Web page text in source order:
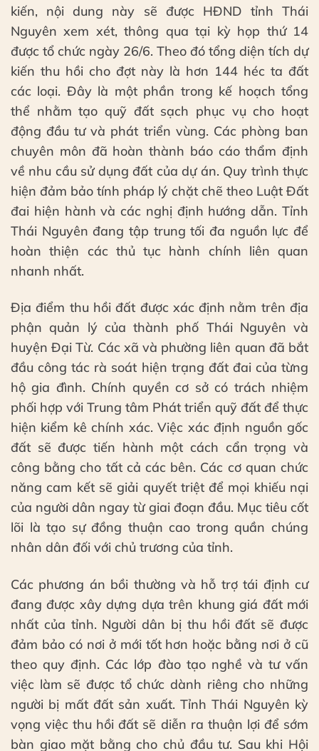
kiến, nội dung này sẽ được HĐND tỉnh Thái
Nguyên xem xét, thông qua tại kỳ họp thứ 14
được tổ chức ngày 26/6. Theo đó tổng diện tích dự
kiến thu hồi cho đợt này là hơn 144 héc ta đất
các loại. Đây là một phần trong kế hoạch tổng
thể nhằm tạo quỹ đất sạch phục vụ cho hoạt
động đầu tư và phát triển vùng. Các phòng ban
chuyên môn đã hoàn thành báo cáo thẩm định
về nhu cầu sử dụng đất của dự án. Quy trình thực
hiện đảm bảo tính pháp lý chặt chẽ theo Luật Đất
đai hiện hành và các nghị định hướng dẫn. Tỉnh
Thái Nguyên đang tập trung tối đa nguồn lực để
hoàn thiện các thủ tục hành chính liên quan
nhanh nhất.
Địa điểm thu hồi đất được xác định nằm trên địa
phận quản lý của thành phố Thái Nguyên và
huyện Đại Từ. Các xã và phường liên quan đã bắt
đầu công tác rà soát hiện trạng đất đai của từng
hộ gia đình. Chính quyền cơ sở có trách nhiệm
phối hợp với Trung tâm Phát triển quỹ đất để thực
hiện kiểm kê chính xác. Việc xác định nguồn gốc
đất sẽ được tiến hành một cách cẩn trọng và
công bằng cho tất cả các bên. Các cơ quan chức
năng cam kết sẽ giải quyết triệt để mọi khiếu nại
của người dân ngay từ giai đoạn đầu. Mục tiêu cốt
lõi là tạo sự đồng thuận cao trong quần chúng
nhân dân đối với chủ trương của tỉnh.
Các phương án bồi thường và hỗ trợ tái định cư
đang được xây dựng dựa trên khung giá đất mới
nhất của tỉnh. Người dân bị thu hồi đất sẽ được
đảm bảo có nơi ở mới tốt hơn hoặc bằng nơi ở cũ
theo quy định. Các lớp đào tạo nghề và tư vấn
việc làm sẽ được tổ chức dành riêng cho những
người bị mất đất sản xuất. Tỉnh Thái Nguyên kỳ
vọng việc thu hồi đất sẽ diễn ra thuận lợi để sớm
bàn giao mặt bằng cho chủ đầu tư. Sau khi Hội